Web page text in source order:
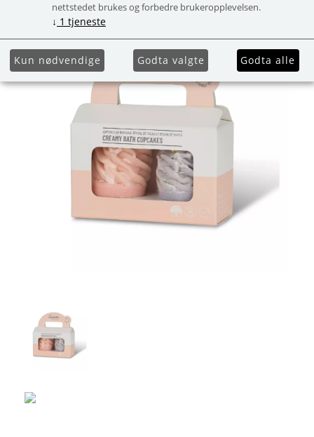
nettstedet brukes og forbedre brukeropplevelsen.
↓ 1 tjeneste
Kun nødvendige Godta valgte Godta alle